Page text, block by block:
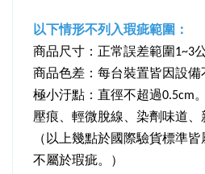
以下情形不列入瑕疵範圍：
商品尺寸：正常誤差範圍1~3公
商品色差：每台裝置皆因設備
極小汙點：直徑不超過0.5cm。
壓痕、輕微脫線、染劑味道、
（以上幾點於國際驗貨標準皆
不屬於瑕疵。）